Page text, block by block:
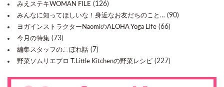
みえステキWOMAN FILE (126)
みんなに知ってほしいな！身近なお友だちのこと… (90)
ヨガインストラクターNaomiのALOHA Yoga Life (66)
今月の特集 (73)
編集スタッフのこぼれ話 (7)
野菜ソムリエプロ T.Little Kitchenの野菜レシピ (227)